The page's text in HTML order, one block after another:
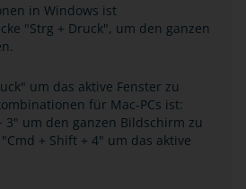
in Windows ist
"Strg + Druck", um den ganzen
um das aktive Fenster zu
für Mac-PCs ist:
3" um den ganzen Bildschirm zu
+ Shift + 4" um das aktive